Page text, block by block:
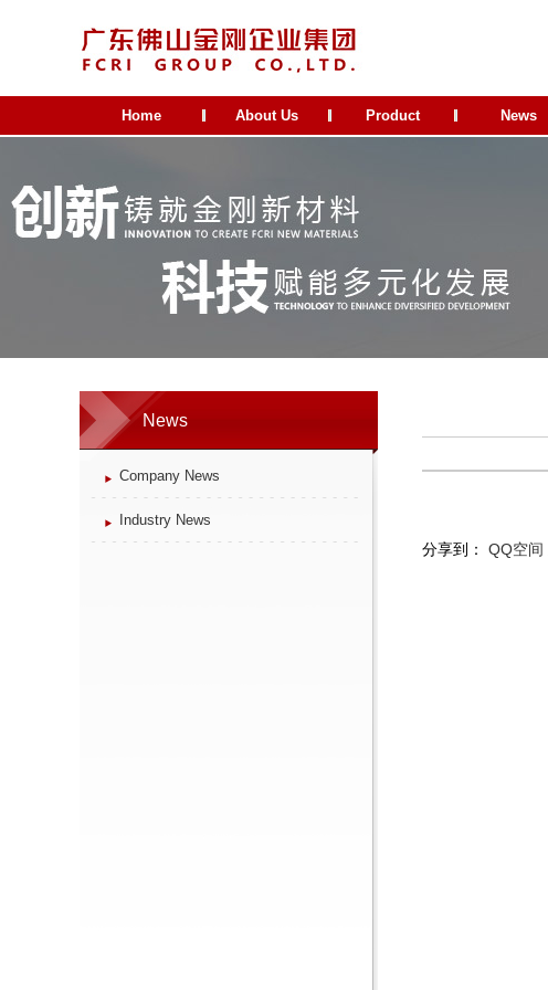
Home About Us Product News
News
Company News
Industry News
分享到： QQ空间